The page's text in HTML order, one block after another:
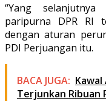
“Yang
paripurna DPR RI
dengan aturan
PDI Perjuangan itu.
BACA JUGA: Kawal
Terjunkan Ribuan